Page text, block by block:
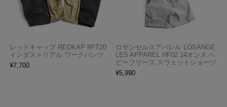
レッドキャップ REDKAP #PT20
インダストリアル ワークパンツ
¥7,700
ロサンゼルスアパレル LOSANGE
LES APPAREL HF02 14オンス ヘ
ビーフリース スウェットショーツ
¥5,990